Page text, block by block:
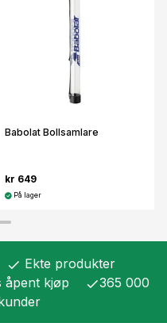
Babolat Bollsamlare
kr 649
På lager
check Ekte produkter
åpent kjøp check365 000